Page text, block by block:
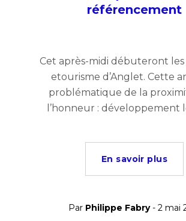
référencement
Cet après-midi débuteront
etourisme d’Anglet. Cette
problématique de la
l’honneur : développement
En savoir plus
Par Philippe Fabry- 2 mai